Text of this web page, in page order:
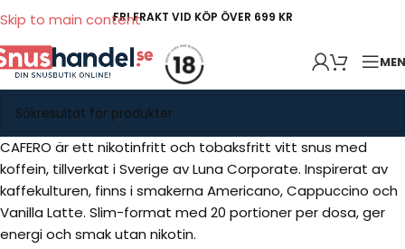
Skip to main contentFRI FRAKT VID KÖP ÖVER 699 KR
CAFERO är ett nikotinfritt och tobaksfritt vitt snus med
koffein, tillverkat i Sverige av Luna Corporate. Inspirerat av
kaffekulturen, finns i smakerna Americano, Cappuccino och
Vanilla Latte. Slim-format med 20 portioner per dosa, ger
energi och smak utan nikotin.